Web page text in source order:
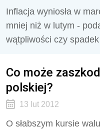
Inflacja wyniosła w
mniej niż w lutym -
wątpliwości czy
Co może
polskiej?
13 lut 2012
O słabszym kursie